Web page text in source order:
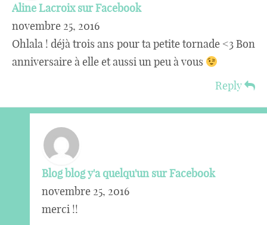
Aline Lacroix sur Facebook
novembre 25, 2016
Ohlala ! déjà trois ans pour ta petite tornade <3 Bon
anniversaire à elle et aussi un peu à vous
Reply
Blog blog y'a quelqu'un sur Facebook
novembre 25, 2016
merci !!